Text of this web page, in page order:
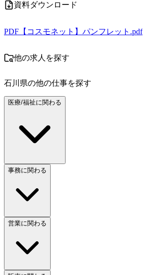
資料ダウンロード
PDF 【コスモネット】パンフレット.pdf
他の求人を探す
石川県の他の仕事を探す
医療/福祉に関わる
事務に関わる
営業に関わる